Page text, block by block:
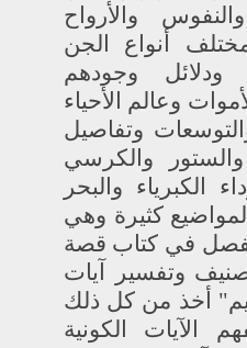
والأرواح
أنواع الجن
ودلائل وجودهم
وعالم الأحياء
وتفاصيل
والكرسي
الكبرياء والبحر
كثيرة وهي
في كتاب قصة
وتفسير آيات
أخذ من كل ذلك
الآيات الكونية